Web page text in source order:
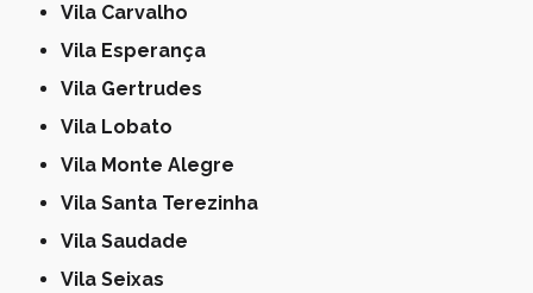
Vila Carvalho
Vila Esperança
Vila Gertrudes
Vila Lobato
Vila Monte Alegre
Vila Santa Terezinha
Vila Saudade
Vila Seixas